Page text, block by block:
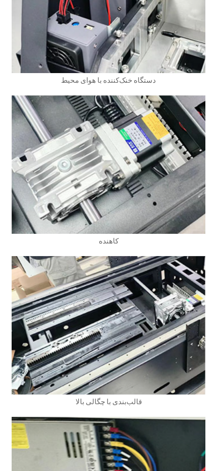
دستگاه خنک‌کننده با هوای محیط
کاهنده
قالب‌بندی با چگالی بالا